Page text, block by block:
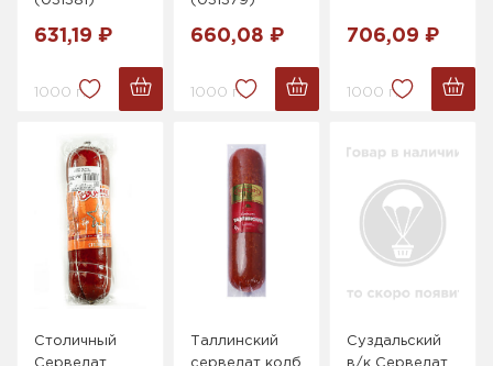
631,19 ₽
1000 г.
660,08 ₽
1000 г.
706,09 ₽
1000 г.
Столичный
Сервелат
Таллинский
сервелат колб
Суздальский
в/к Сервелат